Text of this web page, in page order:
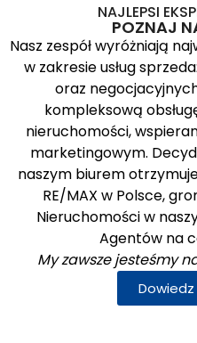
NAJLEPSI
POZNAJ
Nasz zespół wyróżniają
w zakresie usług
oraz
kompleksową
nieruchomości,
marketingowym.
naszym biurem
RE/MAX w Polsce,
Nieruchomości w
Agentów na
My zawsze jesteśmy